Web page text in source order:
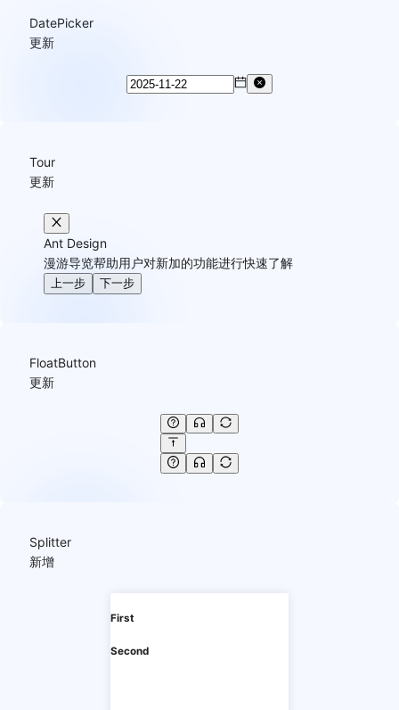
DatePicker
更新
Tour
更新
Ant Design
漫游导览帮助用户对新加的功能进行快速了解
上一步 下一步
FloatButton
更新
Splitter
新增
First
Second